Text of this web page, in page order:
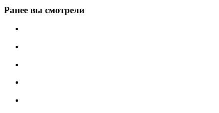
Ранее вы смотрели